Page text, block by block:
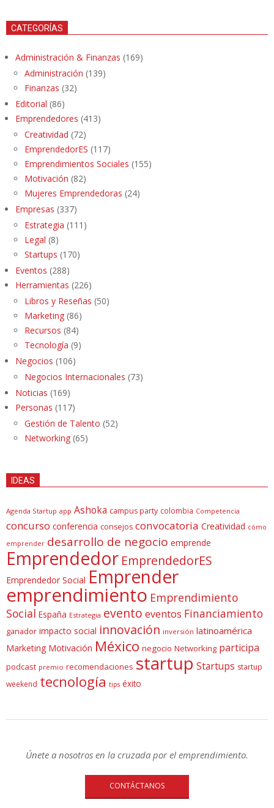
CATEGORÍAS
Administración & Finanzas (169)
Administración (139)
Finanzas (32)
Editorial (86)
Emprendedores (413)
Creatividad (72)
EmprendedorES (117)
Emprendimientos Sociales (155)
Motivación (82)
Mujeres Emprendedoras (24)
Empresas (337)
Estrategia (111)
Legal (8)
Startups (170)
Eventos (288)
Herramientas (226)
Libros y Reseñas (50)
Marketing (86)
Recursos (84)
Tecnología (9)
Negocios (106)
Negocios Internacionales (73)
Noticias (169)
Personas (117)
Gestión de Talento (52)
Networking (65)
IDEAS
Agenda Startup app Ashoka campus party colombia Competencia
concurso conferencia consejos convocatoria Creatividad cómo
emprender desarrollo de negocio emprende
Emprendedor EmprendedorES
Emprendedor Social Emprender
emprendimiento Emprendimiento
Social España Estrategia evento eventos Financiamiento
ganador impacto social innovación inversión latinoamérica
Marketing Motivación México negocio Networking participa
podcast premio recomendaciones startup Startups startup
weekend tecnología tips éxito
Únete a nosotros en la cruzada por el emprendimiento.
CONTÁCTANOS